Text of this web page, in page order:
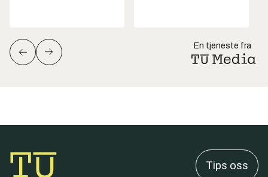
En tjeneste fra
Tips oss